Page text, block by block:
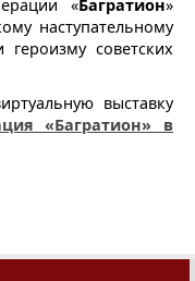
«Багратион»
наступательному
советских
выставку
«Багратион» в